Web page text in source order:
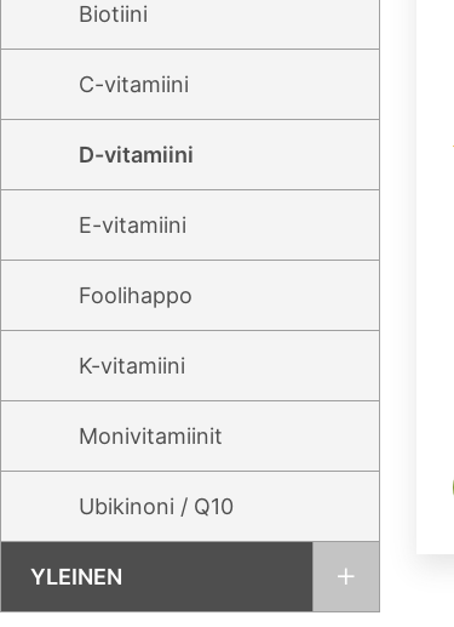
Biotiini
C-vitamiini
D-vitamiini
E-vitamiini
Foolihappo
K-vitamiini
Monivitamiinit
Ubikinoni / Q10
YLEINEN